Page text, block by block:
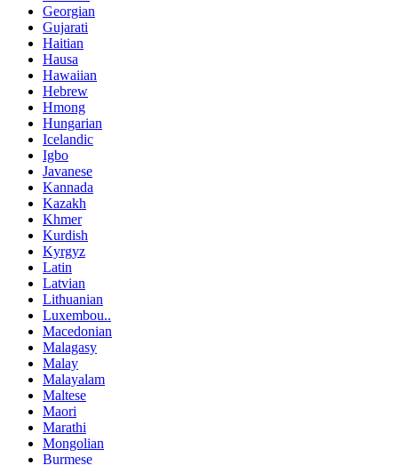
Georgian
Gujarati
Haitian
Hausa
Hawaiian
Hebrew
Hmong
Hungarian
Icelandic
Igbo
Javanese
Kannada
Kazakh
Khmer
Kurdish
Kyrgyz
Latin
Latvian
Lithuanian
Luxembou..
Macedonian
Malagasy
Malay
Malayalam
Maltese
Maori
Marathi
Mongolian
Burmese